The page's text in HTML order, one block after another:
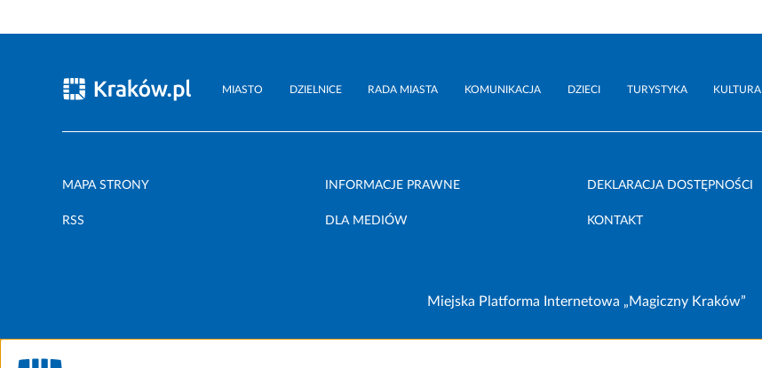
MIASTO DZIELNICE RADA MIASTA KOMUNIKACJA DZIECI TURYSTYKA KULTURA
MAPA STRONY INFORMACJE PRAWNE DEKLARACJA DOSTĘPNOŚCI
RSS DLA MEDIÓW KONTAKT
Miejska Platforma Internetowa „Magiczny Kraków”